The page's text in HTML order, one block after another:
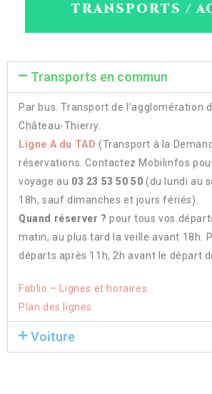
TRANSPORTS /
Transports en commun
Par bus. Transport de l’agglomération
Château-Thierry.
Ligne A du TAD (Transport à la
réservations. Contactez Mobilinfos
voyage au 03 23 53 50 50(du lundi au
18h, sauf dimanches et jours fériés).
Quand réserver ? pour tous vos
matin, au plus tard la veille avant 18h.
départs après 11h, 2h avant le départ
Fablio – Lignes et horaires
Plan des lignes
Voiture